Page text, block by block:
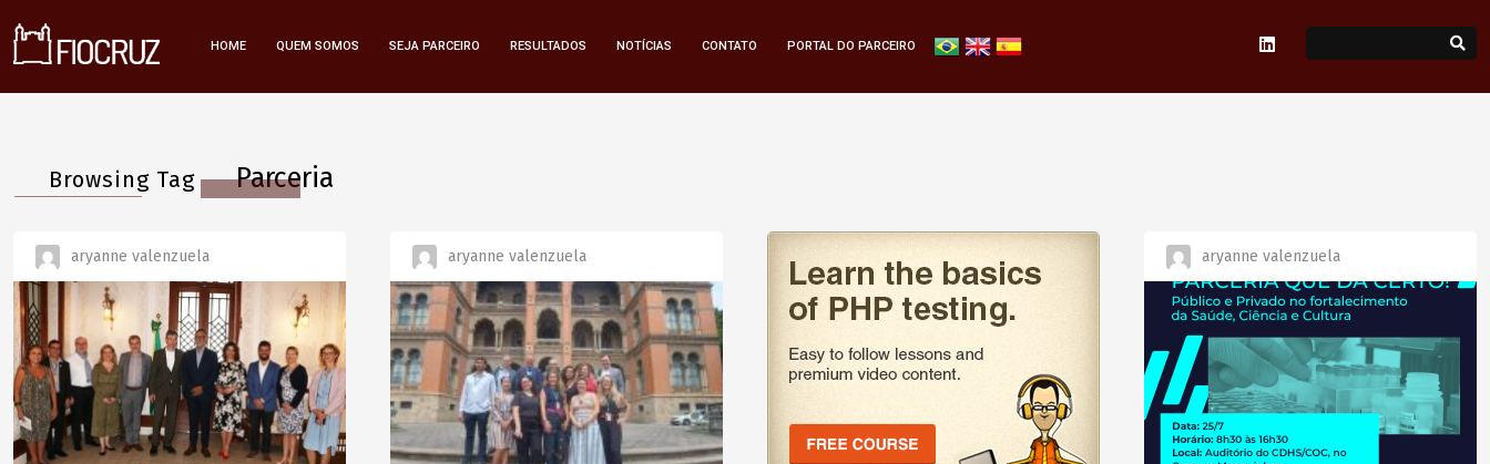
HOME QUEM SOMOS SEJA PARCEIRO RESULTADOS NOTÍCIAS CONTATO PORTAL DO PARCEIRO
Browsing Tag Parceria
aryanne valenzuela aryanne valenzuela aryanne valenzuela